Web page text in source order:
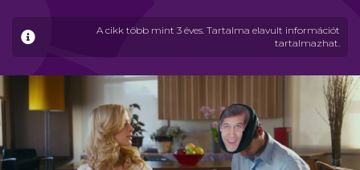
A cikk több mint 3 éves. Tartalma elavult információt
tartalmazhat.